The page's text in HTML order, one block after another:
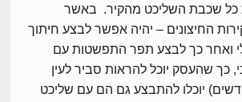
כל שכבת השליכט מהקיר. באשר
החיצונים – יהיה אפשר לבצע חיתוך
ואחר כך לבצע תפר התפשטות עם
כך שהעסק יוכל להראות סביר לעין
יוכלו להתבצע גם הם עם שליכט